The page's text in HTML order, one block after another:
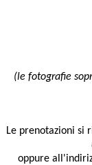
(le fotografie
Le prenotazioni si
oppure